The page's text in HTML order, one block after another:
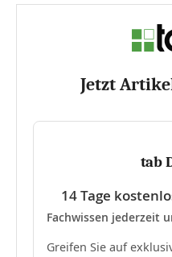
Jetzt
tab
14 Tage
Fachwissen jederzeit
Greifen Sie auf